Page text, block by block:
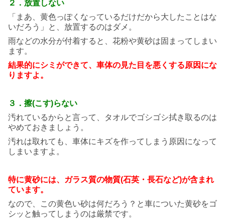
２．放置しない
「まあ、黄色っぽくなっているだけだから大したことはな
いだろう」と、放置するのはダメ。
雨などの水分が付着すると、花粉や黄砂は固まってしまい
ます。
結果的にシミができて、車体の見た目を悪くする原因にな
りますよ。
３．擦(こす)らない
汚れているからと言って、タオルでゴシゴシ拭き取るのは
やめておきましょう。
汚れは取れても、車体にキズを作ってしまう原因になって
しまいますよ。
特に黄砂には、ガラス質の物質(石英・長石など)が含まれ
ています。
なので、この黄色い砂は何だろう？と車についた黄砂をゴ
シッと触ってしまうのは厳禁です。